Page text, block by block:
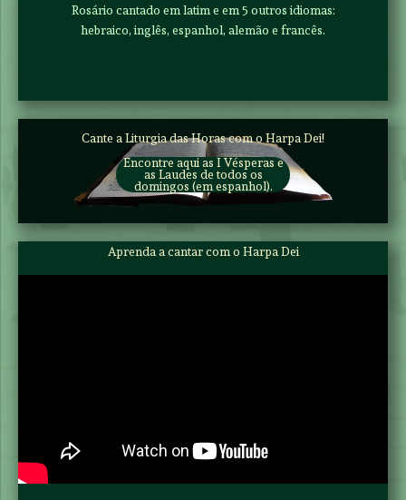
Rosário cantado em latim e em 5 outros idiomas:
hebraico, inglês, espanhol, alemão e francês.
Cante a Liturgia das Horas com o Harpa Dei!
Encontre aqui as I Vésperas e
as Laudes de todos os
domingos (em espanhol).
Aprenda a cantar com o Harpa Dei